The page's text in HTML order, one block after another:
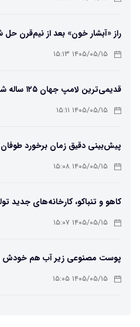
راز «آبشار خون» بعد از نیم‌قرن حل
۱۴۰۵/۰۵/۱۵ ۱۵:۱۳
قدیمی‌ترین
لامپ سنتنیال
۱۴۰۵/۰۵/۱۵ ۱۵:۱۱
پیش‌بینی دقیق زمان برخورد
ممکن شد
۱۴۰۵/۰۵/۱۵ ۱۵:۰۸
کاهو و تنباکو، کارخانه‌های جدید
۱۴۰۵/۰۵/۱۵ ۱۵:۰۷
پوست مصنوعی زیر آب هم خودش
۱۴۰۵/۰۵/۱۵ ۱۵:۰۵